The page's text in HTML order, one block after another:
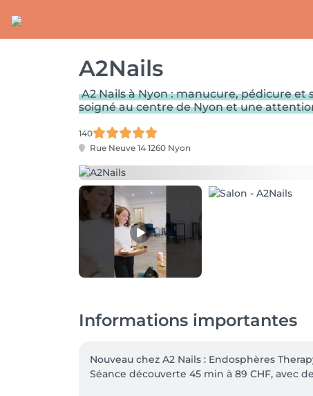
A2Nails
A2 Nails à Nyon : manucure, pédicure
soigné au centre de Nyon et une
140
Rue Neuve 14 1260 Nyon
Informations importantes
Nouveau chez A2 Nails : Endosphères
Séance découverte 45 min à 89 CHF, avec